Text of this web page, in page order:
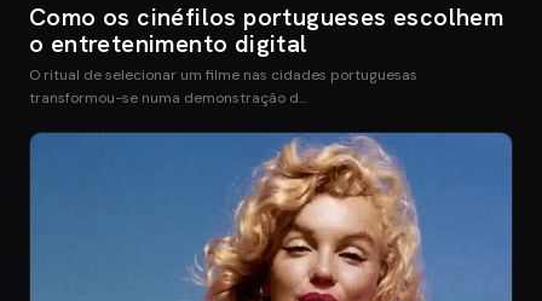
Como os cinéfilos portugueses escolhem
o entretenimento digital
O ritual de selecionar um filme nas cidades portuguesas
transformou-se numa demonstração d…